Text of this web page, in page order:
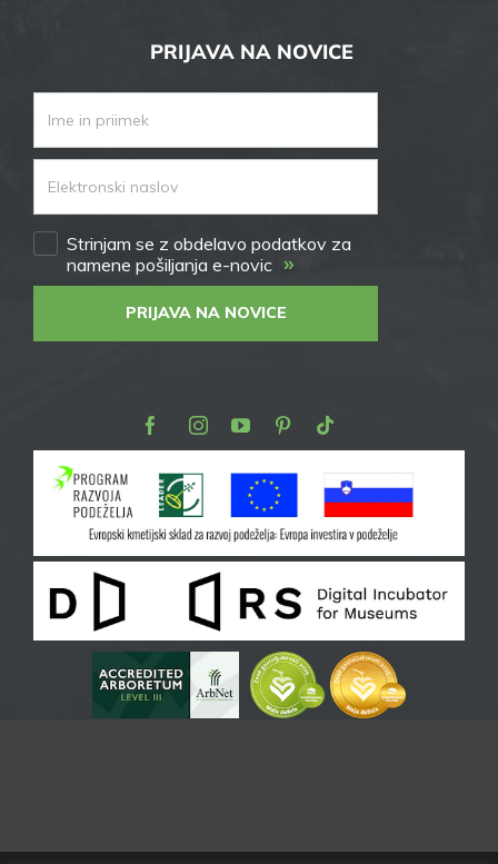
PRIJAVA NA NOVICE
Strinjam se z obdelavo podatkov za
namene pošiljanja e-novic »
PRIJAVA NA NOVICE
FacebookInstagram
YoutubePinterest